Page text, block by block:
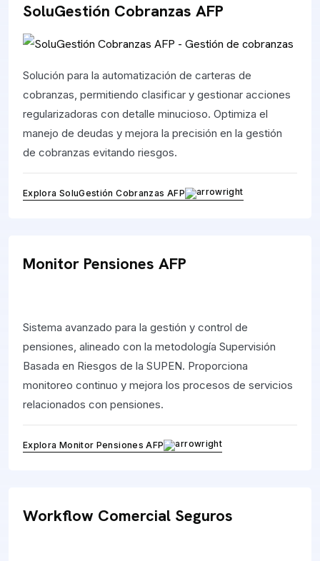
SoluGestión Cobranzas AFP
Solución para la automatización de carteras de
cobranzas, permitiendo clasificar y gestionar acciones
regularizadoras con detalle minucioso. Optimiza el
manejo de deudas y mejora la precisión en la gestión
de cobranzas evitando riesgos.
Explora SoluGestión Cobranzas AFP
Monitor Pensiones AFP
Sistema avanzado para la gestión y control de
pensiones, alineado con la metodología Supervisión
Basada en Riesgos de la SUPEN. Proporciona
monitoreo continuo y mejora los procesos de servicios
relacionados con pensiones.
Explora Monitor Pensiones AFP
Workflow Comercial Seguros